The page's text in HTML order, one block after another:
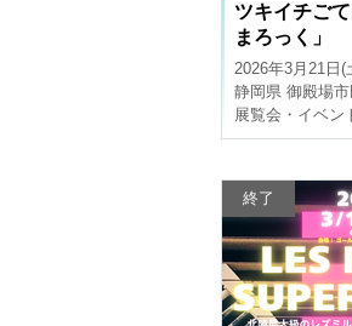
ツキイチご
まろっく」
2026年3月21日(
静岡県 御殿場
展覧会・イベン
終了